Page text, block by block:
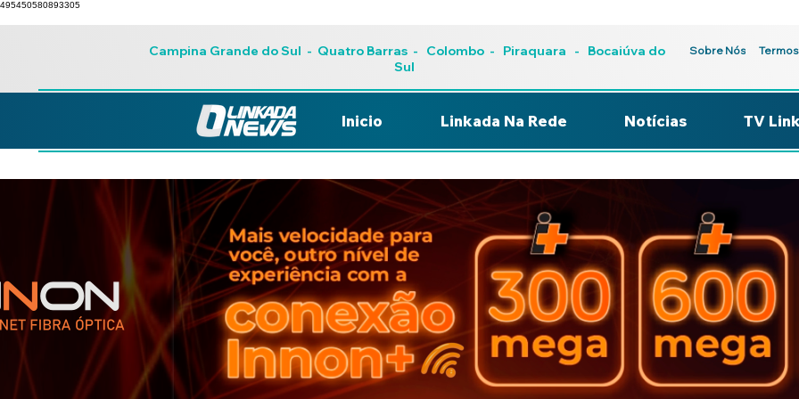
495450580893305
Campina Grande do Sul - Quatro Barras- Colombo- Piraquara - Bocaiúva do
Sul
Sobre Nós
Inicio Linkada Na Rede Notícias TV